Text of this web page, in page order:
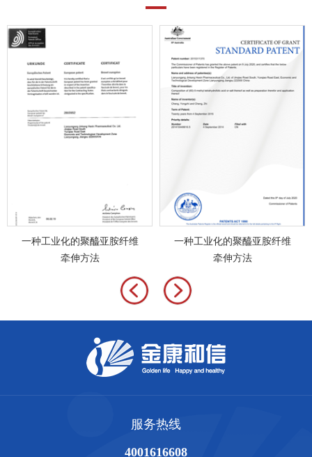
一种工业化的聚醯亚胺纤维
牵伸方法
一种工业化的聚醯亚胺纤维
牵伸方法
服务热线
4001616608